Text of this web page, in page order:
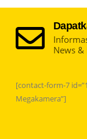
News &
[contact-form-7
Megakamera”]